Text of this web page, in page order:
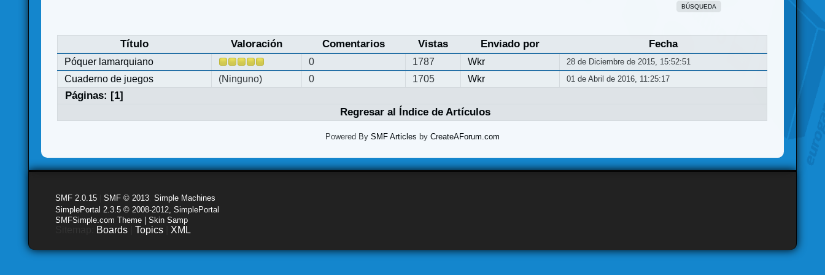
BÚSQUEDA
Título Valoración Comentarios Vistas Enviado por Fecha
Póquer lamarquiano 0 1787 Wkr 28 de Diciembre de 2015, 15:52:51
Cuaderno de juegos (Ninguno) 0 1705 Wkr 01 de Abril de 2016, 11:25:17
Páginas: [1]
Regresar al Índice de Artículos
Powered By SMF Articles by CreateAForum.com
SMF 2.0.15 |SMF © 2013 ,Simple Machines
SimplePortal 2.3.5 © 2008-2012, SimplePortal
SMFSimple.com Theme | Skin Samp
Boards |Topics XML